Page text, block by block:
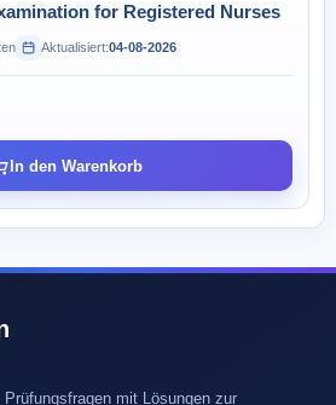
for Registered Nurses
Aktualisiert:04-08-2026
In den Warenkorb
mit Lösungen zur